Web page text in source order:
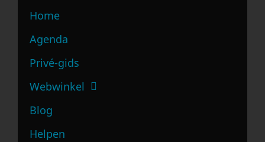
Home
Agenda
Privé-gids
Webwinkel
Blog
Helpen